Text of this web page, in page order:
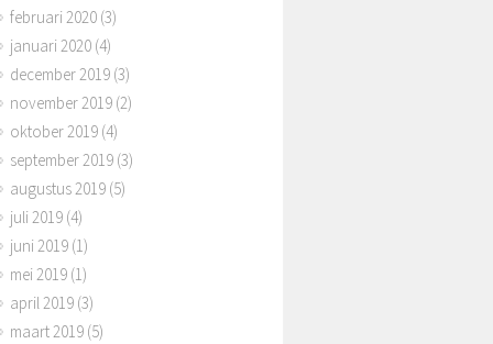
februari 2020(3)
januari 2020(4)
december 2019(3)
november 2019(2)
oktober 2019(4)
september 2019(3)
augustus 2019(5)
juli 2019(4)
juni 2019(1)
mei 2019(1)
april 2019(3)
maart 2019(5)